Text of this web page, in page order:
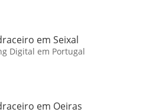
em Seixal
Digital em Portugal
em Oeiras